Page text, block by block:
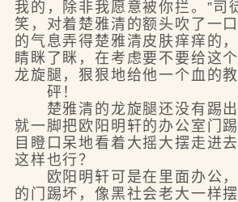
我的，除非我愿意被你拦。”司
笑，对着楚雅清的额头吹了一
的气息弄得楚雅清皮肤痒痒的
睛眯了眯，在考虑要不要给这
龙旋腿，狠狠地给他一个血的教
砰！
楚雅清的龙旋腿还没有踢出
就一脚把欧阳明轩的办公室门
目瞪口呆地看着大摇大摆走进
这样也行？
欧阳明轩可是在里面办公，
的门踢坏，像黑社会老大一样